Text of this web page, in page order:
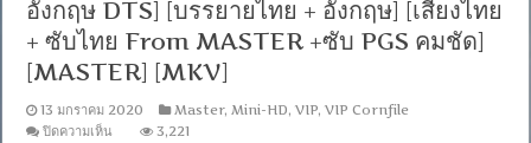
อังกฤษ DTS] [บรรยายไทย + อังกฤษ] [เสียงไทย
+ ซับไทย From MASTER +ซับ PGS คมชัด]
[MASTER] [MKV]
13 มกราคม 2020 Master, Mini-HD,VIP,VIP Cornfile
ปิดความเห็น
3,221